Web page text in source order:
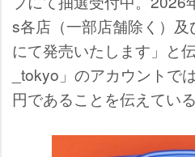
s各店（一部店舗除く）
にて発売いたします」と
_tokyo」のアカウントで
円であることを伝えている